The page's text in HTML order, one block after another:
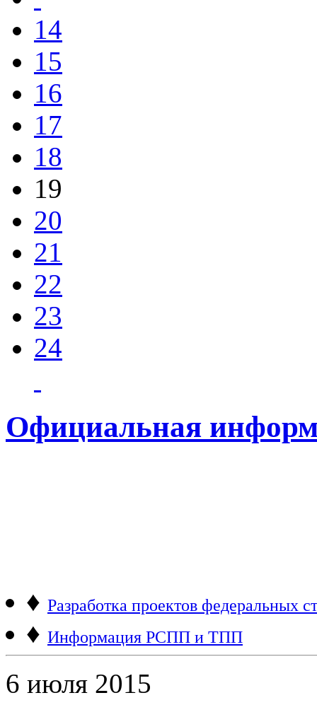
14
15
16
17
18
19
20
21
22
23
24
Официальная
♦ Разработка проектов федеральных
♦ Информация РСПП и ТПП
6 июля 2015